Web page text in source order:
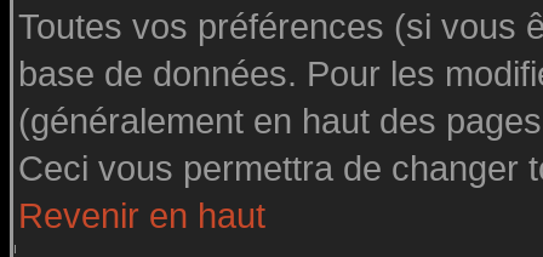
Toutes vos préférences (si vous
base de données. Pour les
(généralement en haut des
Ceci vous permettra de changer
Revenir en haut